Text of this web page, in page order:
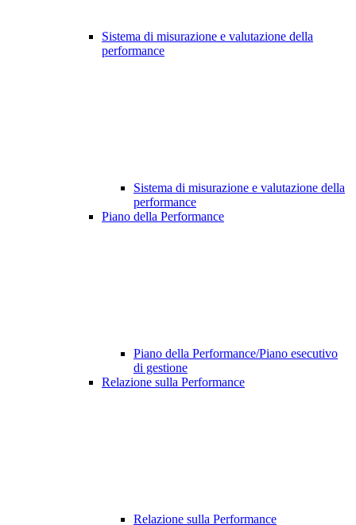
Sistema di misurazione e valutazione della
performance
Sistema di misurazione e valutazione della
performance
Piano della Performance
Piano della Performance/Piano esecutivo
di gestione
Relazione sulla Performance
Relazione sulla Performance